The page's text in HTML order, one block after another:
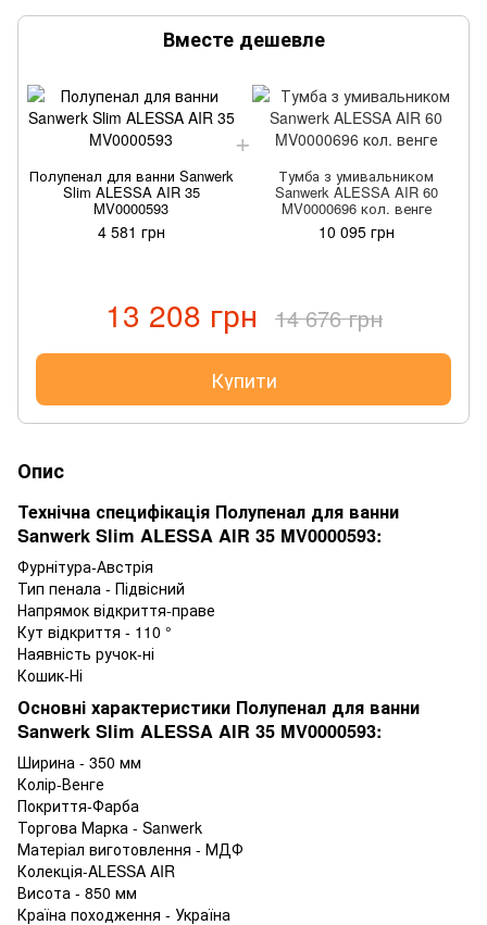
Вместе дешевле
Полупенал для ванни Sanwerk
Slim ALESSA AIR 35
MV0000593
4 581 грн
Тумба з умивальником
Sanwerk ALESSA AIR 60
MV0000696 кол. венге
10 095 грн
13 208 грн 14 676 грн
Купити
Опис
Технічна специфікація Полупенал для ванни
Sanwerk Slim ALESSA AIR 35 MV0000593:
Фурнітура-Австрія
Тип пенала - Підвісний
Напрямок відкриття-праве
Кут відкриття - 110 °
Наявність ручок-ні
Кошик-Ні
Основні характеристики Полупенал для ванни
Sanwerk Slim ALESSA AIR 35 MV0000593:
Ширина - 350 мм
Колір-Венге
Покриття-Фарба
Торгова Марка - Sanwerk
Матеріал виготовлення - МДФ
Колекція-ALESSA AIR
Висота - 850 мм
Країна походження - Україна